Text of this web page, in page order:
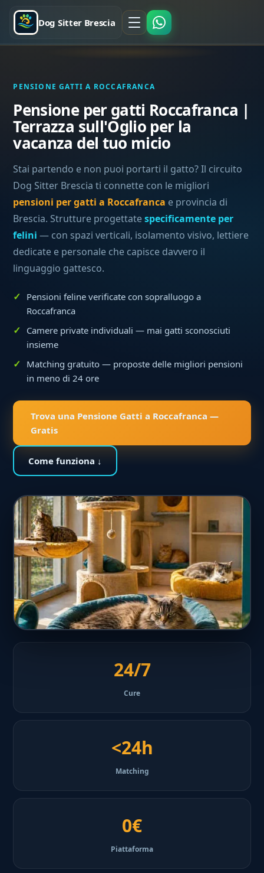
Dog Sitter Brescia
PENSIONE GATTI A ROCCAFRANCA
Pensione per gatti Roccafranca |
Terrazza sull'Oglio per la
vacanza del tuo micio
Stai partendo e non puoi portarti il gatto? Il circuito
Dog Sitter Brescia ti connette con le migliori
pensioni per gatti a Roccafranca e provincia di
Brescia. Strutture progettatespecificamente per
felini — con spazi verticali, isolamento visivo, lettiere
dedicate e personale che capisce davvero il
linguaggio gattesco.
Pensioni feline verificate con sopralluogo a
Roccafranca
Camere private individuali — mai gatti sconosciuti
insieme
Matching gratuito — proposte delle migliori pensioni
in meno di 24 ore
Trova una Pensione Gatti a Roccafranca —
Gratis
Come funziona ↓
24/7
Cure
<24h
Matching
0€
Piattaforma